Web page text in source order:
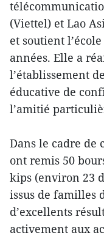
(Viettel) et Lao
et soutient
années. Elle a
l’établissement
éducative de
l’amitié
Dans le cadre de
ont remis 50
kips (environ 23
issus de familles
d’excellents
activement aux